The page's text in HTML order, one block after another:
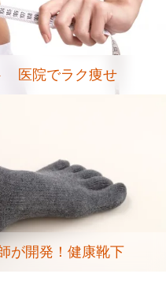
医院でラク痩せ
が開発！健康靴下